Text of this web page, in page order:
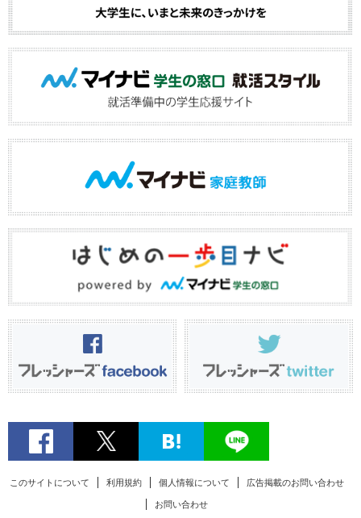
このサイトについて 利用規約 個人情報について 広告掲載のお問い合わせ
お問い合わせ